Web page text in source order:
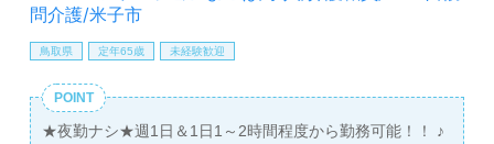
問介護/米子市
鳥取県 定年65歳 未経験歓迎
POINT
★夜勤ナシ★週1日＆1日1～2時間程度から勤務可能！！ ♪